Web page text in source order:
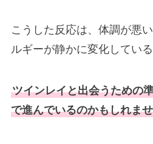
こうした反応は、体調が悪
ルギーが静かに変化している
ツインレイと出会うための
で進んでいるのかもしれま